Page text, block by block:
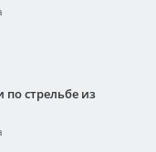
по стрельбе из